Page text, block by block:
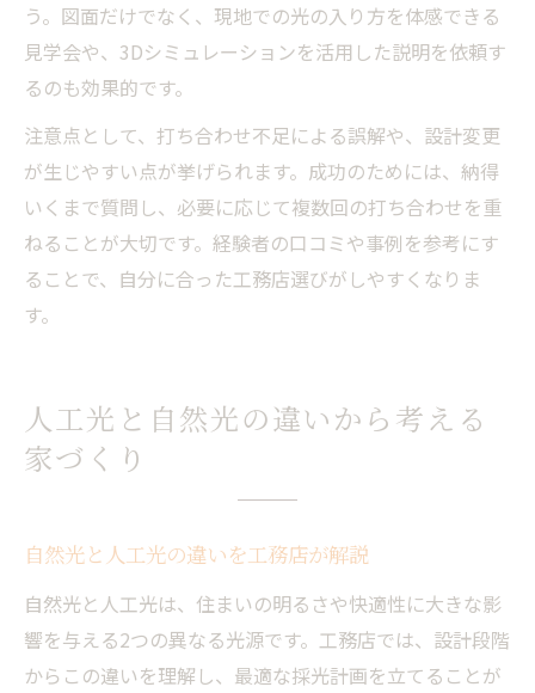
う。図面だけでなく、現地での光の入り方を体感できる
見学会や、3Dシミュレーションを活用した説明を依頼す
るのも効果的です。
注意点として、打ち合わせ不足による誤解や、設計変更
が生じやすい点が挙げられます。成功のためには、納得
いくまで質問し、必要に応じて複数回の打ち合わせを重
ねることが大切です。経験者の口コミや事例を参考にす
ることで、自分に合った工務店選びがしやすくなりま
す。
人工光と自然光の違いから考える
家づくり
自然光と人工光の違いを工務店が解説
自然光と人工光は、住まいの明るさや快適性に大きな影
響を与える2つの異なる光源です。工務店では、設計段階
からこの違いを理解し、最適な採光計画を立てることが